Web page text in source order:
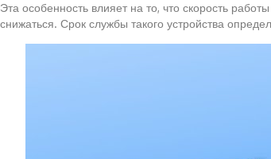
Эта особенность влияет на то, что скорость
снижаться. Срок службы такого устройства